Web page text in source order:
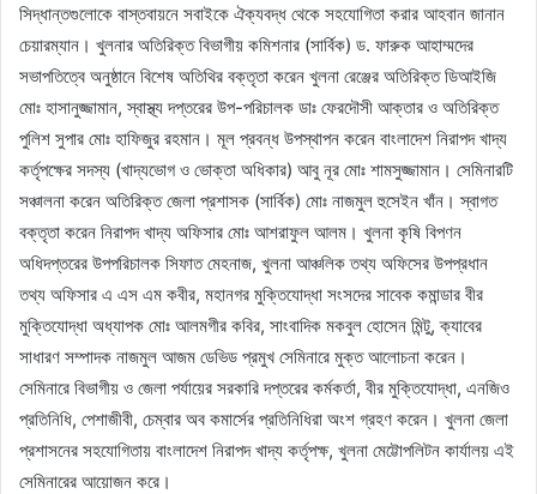
সিদ্ধান্তগুলোকে বাস্তবায়নে সবাইকে ঐক্যবদ্ধ থেকে সহযোগিতা করার আহবান জানান
চেয়ারম্যান। খুলনার অতিরিক্ত বিভাগীয় কমিশনার (সার্বিক) ড. ফারুক আহাম্মদের
সভাপতিত্বে অনুষ্ঠানে বিশেষ অতিথির বক্তৃতা করেন খুলনা রেঞ্জের অতিরিক্ত ডিআইজি
মোঃ হাসানুজ্জামান, স্বাস্থ্য দপ্তরের উপ-পরিচালক ডাঃ ফেরদৌসী আক্তার ও অতিরিক্ত
পুলিশ সুপার মোঃ হাফিজুর রহমান। মূল প্রবন্ধ উপস্থাপন করেন বাংলাদেশ নিরাপদ খাদ্য
কর্তৃপক্ষের সদস্য (খাদ্যভোগ ও ভোক্তা অধিকার) আবু নূর মোঃ শামসুজ্জামান। সেমিনারটি
সঞ্চালনা করেন অতিরিক্ত জেলা প্রশাসক (সার্বিক) মোঃ নাজমুল হুসেইন খাঁন। স্বাগত
বক্তৃতা করেন নিরাপদ খাদ্য অফিসার মোঃ আশরাফুল আলম। খুলনা কৃষি বিপণন
অধিদপ্তরের উপপরিচালক সিফাত মেহনাজ, খুলনা আঞ্চলিক তথ্য অফিসের উপপ্রধান
তথ্য অফিসার এ এস এম কবীর, মহানগর মুক্তিযোদ্ধা সংসদের সাবেক কমান্ডার বীর
মুক্তিযোদ্ধা অধ্যাপক মোঃ আলমগীর কবির, সাংবাদিক মকবুল হোসেন মিন্টু, ক্যাবের
সাধারণ সম্পাদক নাজমুল আজম ডেভিড প্রমুখ সেমিনারে মুক্ত আলোচনা করেন।
সেমিনারে বিভাগীয় ও জেলা পর্যায়ের সরকারি দপ্তরের কর্মকর্তা, বীর মুক্তিযোদ্ধা, এনজিও
প্রতিনিধি, পেশাজীবী, চেম্বার অব কমার্সের প্রতিনিধিরা অংশ গ্রহণ করেন। খুলনা জেলা
প্রশাসনের সহযোগিতায় বাংলাদেশ নিরাপদ খাদ্য কর্তৃপক্ষ, খুলনা মেট্টোপলিটন কার্যালয় এই
সেমিনারের আয়োজন করে।